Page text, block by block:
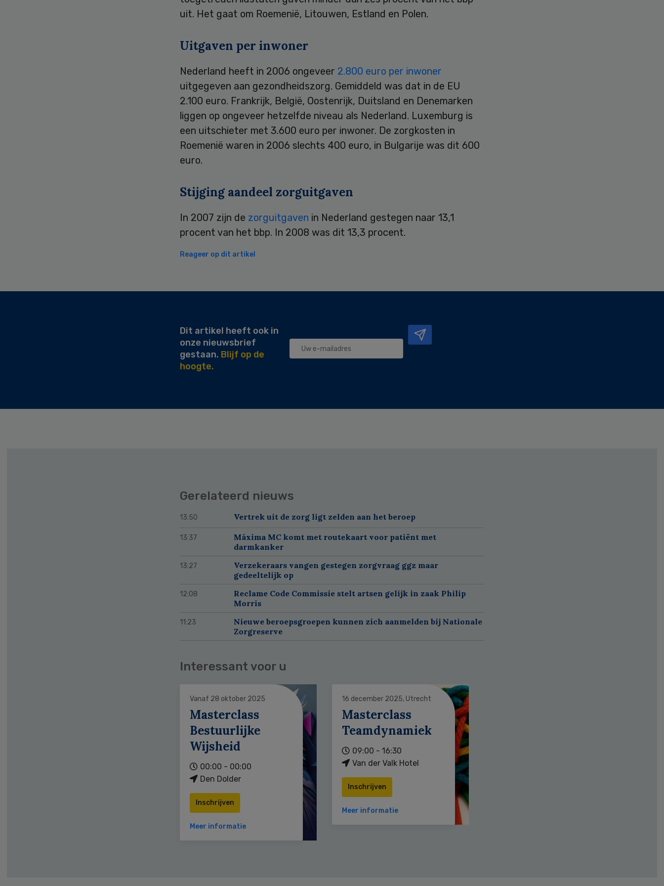
uit. Het gaat om Roemenië, Litouwen, Estland en Polen.
Uitgaven per inwoner
Nederland heeft in 2006 ongeveer 2.800 euro per inwoner
uitgegeven aan gezondheidszorg. Gemiddeld was dat in de EU
2.100 euro. Frankrijk, België, Oostenrijk, Duitsland en Denemarken
liggen op ongeveer hetzelfde niveau als Nederland. Luxemburg is
een uitschieter met 3.600 euro per inwoner. De zorgkosten in
Roemenië waren in 2006 slechts 400 euro, in Bulgarije was dit 600
euro.
Stijging aandeel zorguitgaven
In 2007 zijn de zorguitgaven in Nederland gestegen naar 13,1
procent van het bbp. In 2008 was dit 13,3 procent.
Reageer op dit artikel
Secondary
Dit artikel heeft ook in
onze nieuwsbrief
gestaan. Blijf op de
hoogte.
Gerelateerd nieuws
13:50 Vertrek uit de zorg ligt zelden aan het beroep
13:37
Máxima MC komt met routekaart voor patiënt met
darmkanker
13:27
Verzekeraars vangen gestegen zorgvraag ggz maar
gedeeltelijk op
12:08
Reclame Code Commissie stelt artsen gelijk in zaak Philip
Morris
11:23
Nieuwe beroepsgroepen kunnen zich aanmelden bij Nationale
Zorgreserve
Interessant voor u
Vanaf 28 oktober 2025
Masterclass
Bestuurlijke
Wijsheid
00:00 - 00:00
Den Dolder
Inschrijven
Meer informatie
16 december 2025, Utrecht
Masterclass
Teamdynamiek
09:00 - 16:30
Van der Valk Hotel
Inschrijven
Meer informatie